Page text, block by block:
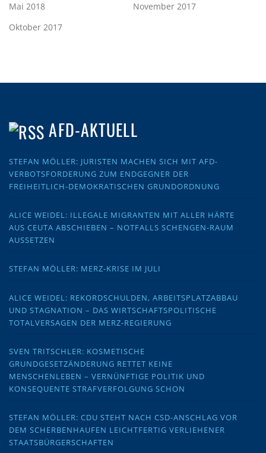
Mai 2018
November 2017
Oktober 2017
AFD-AKTUELL
STEFAN MÖLLER: JURISTEN MACHEN SICH MIT AFD-
VERBOTSFORDERUNG ZUM ENDGEGNER DER
FREIHEITLICH-DEMOKRATISCHEN GRUNDORDNUNG
ALICE WEIDEL: ILLEGALE MIGRANTEN MIT ALLER HÄRTE
AUS CEUTA ABSCHIEBEN – NOTFALLS SCHENGEN-RAUM
AUSSETZEN
STEFAN MÖLLER: MERZ-KRISE IM JULI
ALICE WEIDEL: REKORDSCHULDEN, ARBEITSPLATZABBAU
UND STAGNATION – DAS WIRTSCHAFTSPOLITISCHE
TOTALVERSAGEN DER MERZ-REGIERUNG
SVEN TRITSCHLER: KOSMETISCHE
GRUNDGESETZÄNDERUNG RETTET KEINE
MENSCHENLEBEN – VERNÜNFTIGE POLITIK UND
KONSEQUENTE STRAFVERFOLGUNG SCHON
STEFAN MÖLLER: CDU STEHT NACH CSD-ANSCHLAG VOR
DEM SCHERBENHAUFEN LEICHTFERTIG VERLIEHENER
STAATSBÜRGERSCHAFTEN